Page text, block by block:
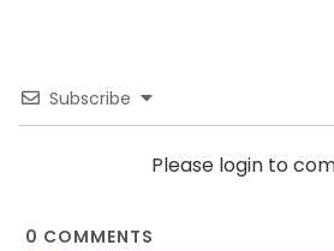
Subscribe
Please login to
0 COMMENTS